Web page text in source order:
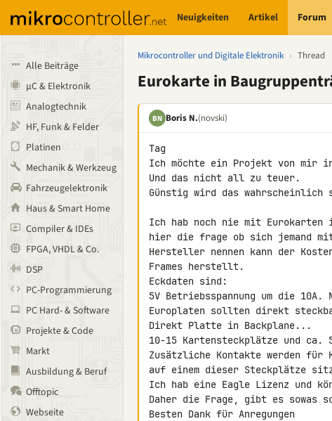
Neuigkeiten Artikel Forum
Alle Beiträge
µC & Elektronik
Analogtechnik
HF, Funk & Felder
Platinen
Mechanik & Werkzeug
Fahrzeugelektronik
Haus & Smart Home
Compiler & IDEs
FPGA, VHDL & Co.
DSP
PC-Programmierung
PC Hard- & Software
Projekte & Code
Markt
Ausbildung & Beruf
Offtopic
Webseite
Mikrocontroller und Digitale Elektronik › Thread
Eurokarte in
BN Boris N.(novski)
Tag
Ich möchte ein Projekt von mir
Und das nicht all zu teuer.
Günstig wird das
Ich hab noch nie mit Eurokarten
hier die frage ob sich jemand
Hersteller nennen kann der
Frames herstellt.
Eckdaten sind:
5V Betriebsspannung um die
Europlaten sollten direkt
Direkt Platte in Backplane...
10-15 Kartensteckplätze und ca.
Zusätzliche Kontakte werden für
auf einem dieser Steckplätze
Ich hab eine Eagle Lizenz und
Daher die Frage, gibt es sowas
Besten Dank für Anregungen